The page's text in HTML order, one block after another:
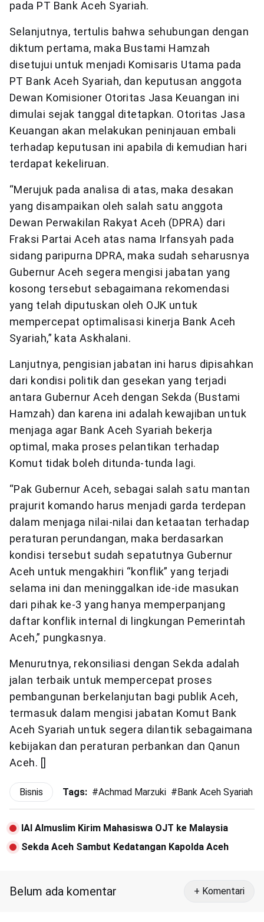
pada PT Bank Aceh Syariah.
Selanjutnya, tertulis bahwa sehubungan dengan
diktum pertama, maka Bustami Hamzah
disetujui untuk menjadi Komisaris Utama pada
PT Bank Aceh Syariah, dan keputusan anggota
Dewan Komisioner Otoritas Jasa Keuangan ini
dimulai sejak tanggal ditetapkan. Otoritas Jasa
Keuangan akan melakukan peninjauan embali
terhadap keputusan ini apabila di kemudian hari
terdapat kekeliruan.
“Merujuk pada analisa di atas, maka desakan
yang disampaikan oleh salah satu anggota
Dewan Perwakilan Rakyat Aceh (DPRA) dari
Fraksi Partai Aceh atas nama Irfansyah pada
sidang paripurna DPRA, maka sudah seharusnya
Gubernur Aceh segera mengisi jabatan yang
kosong tersebut sebagaimana rekomendasi
yang telah diputuskan oleh OJK untuk
mempercepat optimalisasi kinerja Bank Aceh
Syariah,” kata Askhalani.
Lanjutnya, pengisian jabatan ini harus dipisahkan
dari kondisi politik dan gesekan yang terjadi
antara Gubernur Aceh dengan Sekda (Bustami
Hamzah) dan karena ini adalah kewajiban untuk
menjaga agar Bank Aceh Syariah bekerja
optimal, maka proses pelantikan terhadap
Komut tidak boleh ditunda-tunda lagi.
“Pak Gubernur Aceh, sebagai salah satu mantan
prajurit komando harus menjadi garda terdepan
dalam menjaga nilai-nilai dan ketaatan terhadap
peraturan perundangan, maka berdasarkan
kondisi tersebut sudah sepatutnya Gubernur
Aceh untuk mengakhiri “konflik” yang terjadi
selama ini dan meninggalkan ide-ide masukan
dari pihak ke-3 yang hanya memperpanjang
daftar konflik internal di lingkungan Pemerintah
Aceh,” pungkasnya.
Menurutnya, rekonsiliasi dengan Sekda adalah
jalan terbaik untuk mempercepat proses
pembangunan berkelanjutan bagi publik Aceh,
termasuk dalam mengisi jabatan Komut Bank
Aceh Syariah untuk segera dilantik sebagaimana
kebijakan dan peraturan perbankan dan Qanun
Aceh. []
Bisnis Tags: #Achmad Marzuki #Bank Aceh Syariah
IAI Almuslim Kirim Mahasiswa OJT ke Malaysia
Sekda Aceh Sambut Kedatangan Kapolda Aceh
Belum ada komentar + Komentari